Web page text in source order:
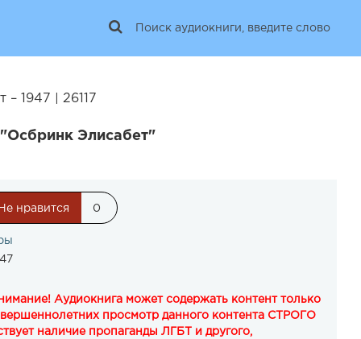
– 1947 | 26117
Элисабет"
Не нравится 0
Аудиокнига может содержать контент только
просмотр данного контента СТРОГО
наличие пропаганды ЛГБТ и другого,